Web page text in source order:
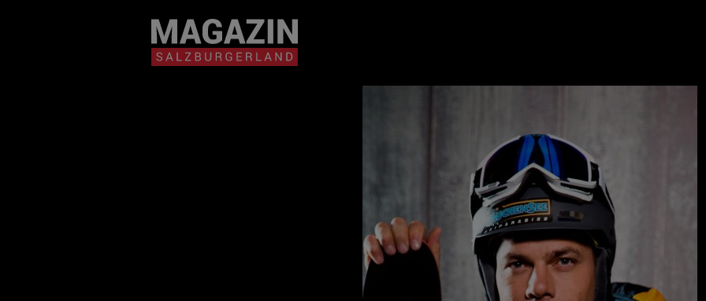
Essen & Trinken
Outdoor & Sport
Gesundheit
Nachhaltigkeit
Sehenswürdig
Kunst & Kultur
Brauchtum
Lifestyle
Hotel & Reise
Archiv